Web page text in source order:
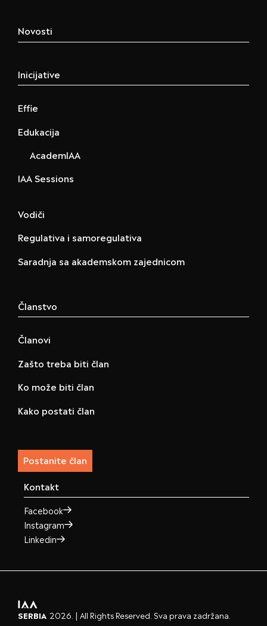
Novosti
Inicijative
Effie
Edukacija
AcademIAA
IAA Sessions
Vodiči
Regulativa i samoregulativa
Saradnja sa akademskom zajednicom
Članstvo
Članovi
Zašto treba biti član
Ko može biti član
Kako postati član
Postanite član
Kontakt
Facebook
Instagram
Linkedin
SERBIA 2026. | All Rights Reserved. Sva prava zadržana.